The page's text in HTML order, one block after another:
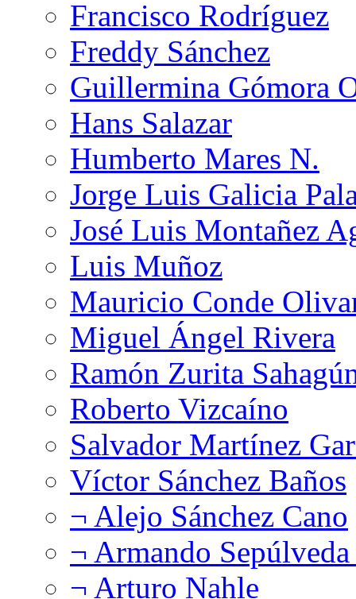
Francisco Rodríguez
Freddy Sánchez
Guillermina Gómora
Hans Salazar
Humberto Mares N.
Jorge Luis Galicia
José Luis Montañez
Luis Muñoz
Mauricio Conde
Miguel Ángel Rivera
Ramón Zurita
Roberto Vizcaíno
Salvador Martínez
Víctor Sánchez Baños
¬ Alejo Sánchez Cano
¬ Armando
¬ Arturo Nahle